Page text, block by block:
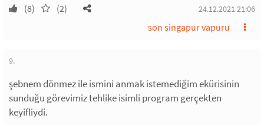
(8) (2) 24.12.2021 21:06
son singapur vapuru
9.
şebnem dönmez ile ismini anmak istemediğim ekürisinin
sunduğu görevimiz tehlike isimli program gerçekten
keyifliydi.